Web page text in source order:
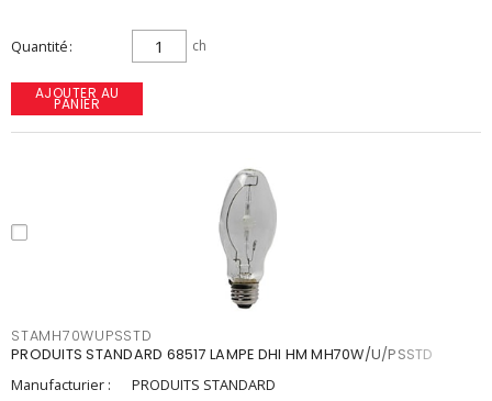
Quantité ch
AJOUTER AU
PANIER
STAMH70WUPSSTD
PRODUITS STANDARD 68517 LAMPE DHI HM MH70W/U/PSSTD
Manufacturier :
PRODUITS STANDARD